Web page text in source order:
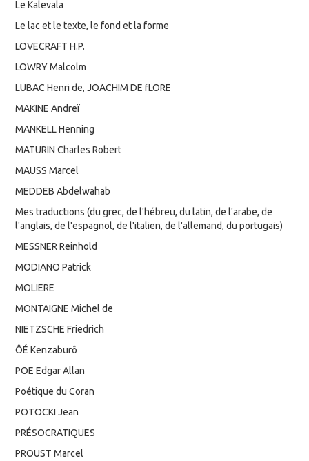
Le Kalevala
Le lac et le texte, le fond et la forme
LOVECRAFT H.P.
LOWRY Malcolm
LUBAC Henri de, JOACHIM DE fLORE
MAKINE Andreï
MANKELL Henning
MATURIN Charles Robert
MAUSS Marcel
MEDDEB Abdelwahab
Mes traductions (du grec, de l'hébreu, du latin, de l'arabe, de
l'anglais, de l'espagnol, de l'italien, de l'allemand, du portugais)
MESSNER Reinhold
MODIANO Patrick
MOLIERE
MONTAIGNE Michel de
NIETZSCHE Friedrich
ÔÉ Kenzaburô
POE Edgar Allan
Poétique du Coran
POTOCKI Jean
PRÉSOCRATIQUES
PROUST Marcel